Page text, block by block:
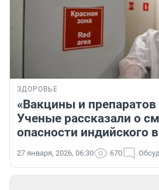
ЗДОРОВЬЕ
«Вакцины и препаратов
Ученые рассказали о
опасности индийского
27 января, 2026, 06:30 670